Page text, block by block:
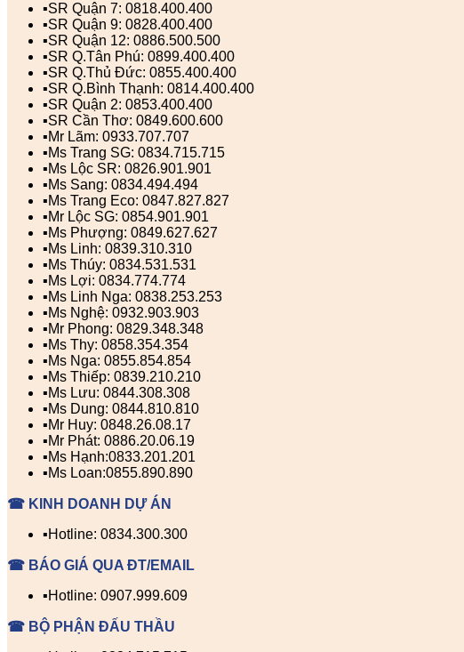
▪️SR Quận 7: 0818.400.400
▪️SR Quận 9: 0828.400.400
▪️SR Quận 12: 0886.500.500
▪️SR Q.Tân Phú: 0899.400.400
▪️SR Q.Thủ Đức: 0855.400.400
▪️SR Q.Bình Thạnh: 0814.400.400
▪️SR Quận 2: 0853.400.400
▪️SR Cần Thơ: 0849.600.600
▪️Mr Lãm: 0933.707.707
▪️Ms Trang SG: 0834.715.715
▪️Ms Lộc SR: 0826.901.901
▪️Ms Sang: 0834.494.494
▪️Ms Trang Eco: 0847.827.827
▪️Mr Lộc SG: 0854.901.901
▪️Ms Phượng: 0849.627.627
▪️Ms Linh: 0839.310.310
▪️Ms Thúy: 0834.531.531
▪️Ms Lợi: 0834.774.774
▪️Ms Linh Nga: 0838.253.253
▪️Ms Nghệ: 0932.903.903
▪️Mr Phong: 0829.348.348
▪️Ms Thy: 0858.354.354
▪️Ms Nga: 0855.854.854
▪️Ms Thiếp: 0839.210.210
▪️Ms Lưu: 0844.308.308
▪️Ms Dung: 0844.810.810
▪️Mr Huy: 0848.26.08.17
▪️Mr Phát: 0886.20.06.19
▪️Ms Hạnh:0833.201.201
▪️Ms Loan:0855.890.890
☎ KINH DOANH DỰ ÁN
▪️Hotline: 0834.300.300
☎ BÁO GIÁ QUA ĐT/EMAIL
▪️Hotline: 0907.999.609
☎ BỘ PHẬN ĐẤU THẦU